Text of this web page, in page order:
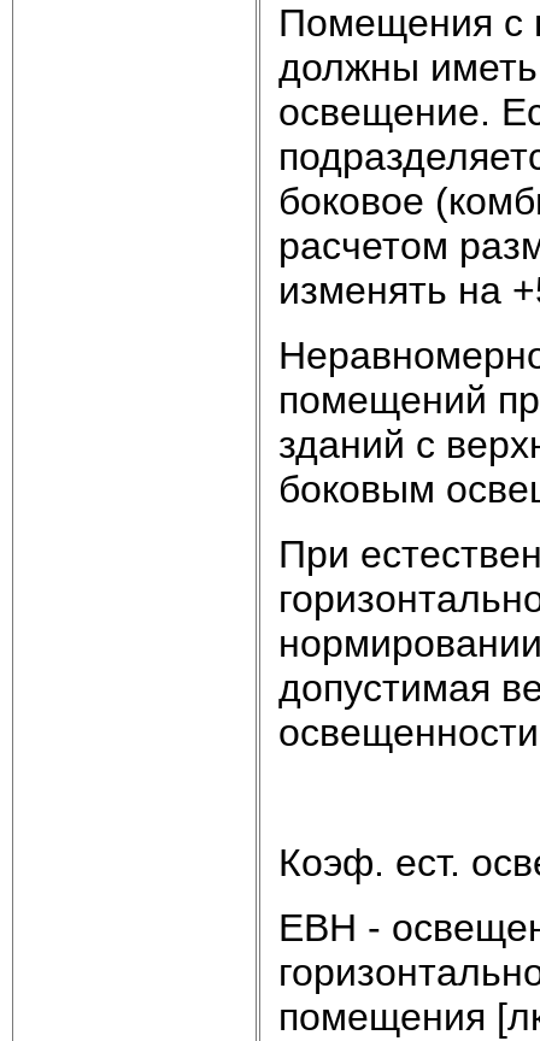
Помещения с
должны
освещение.
боковое
расчетом
изменять на
помещений
зданий с
боковым
При
допустимая
Коэф. ест.
EВН -
помещения